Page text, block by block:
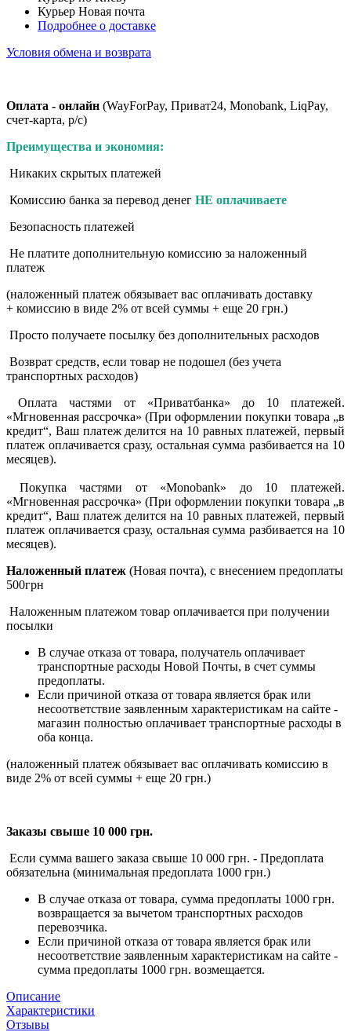
Курьер Новая почта
Подробнее о доставке
Условия обмена и возврата
Оплата - онлайн (WayForPay, Приват24, Monobank, LiqPay,
счет-карта, р/с)
Преимущества и экономия:
Никаких скрытых платежей
Комиссию банка за перевод денег НЕ оплачиваете
Безопасность платежей
Не платите дополнительную комиссию за наложенный
платеж
(наложенный платеж обязывает вас оплачивать доставку
+ комиссию в виде 2% от всей суммы + еще 20 грн.)
Просто получаете посылку без дополнительных расходов
Возврат средств, если товар не подошел (без учета
транспортных расходов)
Оплата частями от «Приватбанка» до 10 платежей.
«Мгновенная рассрочка» (При оформлении покупки товара „в
кредит“, Ваш платеж делится на 10 равных платежей, первый
платеж оплачивается сразу, остальная сумма разбивается на 10
месяцев).
Покупка частями от «Monobank» до 10 платежей.
«Мгновенная рассрочка» (При оформлении покупки товара „в
кредит“, Ваш платеж делится на 10 равных платежей, первый
платеж оплачивается сразу, остальная сумма разбивается на 10
месяцев).
Наложенный платеж (Новая почта), с внесением предоплаты
500грн
Наложенным платежом товар оплачивается при получении
посылки
В случае отказа от товара, получатель оплачивает
транспортные расходы Новой Почты, в счет суммы
предоплаты.
Если причиной отказа от товара является брак или
несоответствие заявленным характеристикам на сайте -
магазин полностью оплачивает транспортные расходы в
оба конца.
(наложенный платеж обязывает вас оплачивать комиссию в
виде 2% от всей суммы + еще 20 грн.)
Заказы свыше 10 000 грн.
Если сумма вашего заказа свыше 10 000 грн. - Предоплата
обязательна (минимальная предоплата 1000 грн.)
В случае отказа от товара, сумма предоплаты 1000 грн.
возвращается за вычетом транспортных расходов
перевозчика.
Если причиной отказа от товара является брак или
несоответствие заявленным характеристикам на сайте -
сумма предоплаты 1000 грн. возмещается.
Описание
Характеристики
Отзывы